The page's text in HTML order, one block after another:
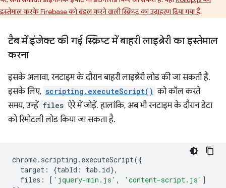
इस्तेमाल करके Firebase को बंडल करने वाली स्क्रिप्ट का उदाहरण दिया गया है.
टैब में इंजेक्ट की गई स्क्रिप्ट में बाहरी लाइब्रेरी का इस्तेमाल
करना
इसके अलावा, रनटाइम के दौरान बाहरी लाइब्रेरी लोड की जा सकती हैं.
इसके लिए, scripting.executeScript() को कॉल करते
समय, उन्हें files ऐरे में जोड़ें. हालांकि, अब भी रनटाइम के दौरान डेटा
को रिमोटली लोड किया जा सकता है.
chrome. scripting . executeScript({
target : {tabId : tab . id},
files : [ 'jquery-min.js' , 'content-script.js' ]